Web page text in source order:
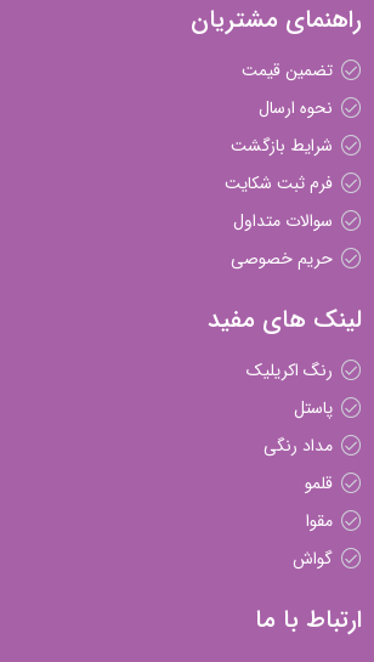
راهنمای مشتریان
تضمین قیمت
نحوه ارسال
شرایط بازگشت
فرم ثبت شکایت
سوالات متداول
حریم خصوصی
لینک های مفید
رنگ اکریلیک
پاستل
مداد رنگی
قلمو
مقوا
گواش
ارتباط با ما